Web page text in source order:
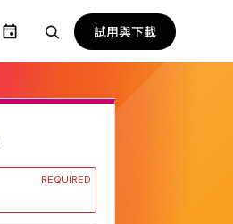
試用與下載
REQUIRED